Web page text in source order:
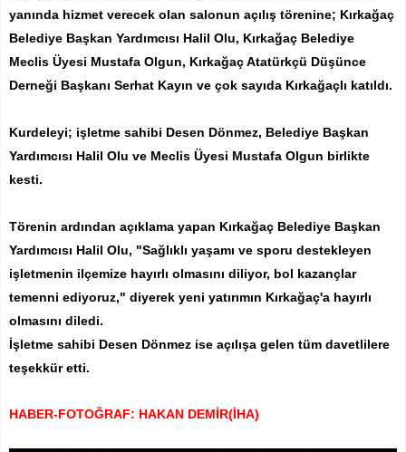
yanında hizmet verecek olan salonun açılış törenine; Kırkağaç
Belediye Başkan Yardımcısı Halil Olu, Kırkağaç Belediye
Meclis Üyesi Mustafa Olgun, Kırkağaç Atatürkçü Düşünce
Derneği Başkanı Serhat Kayın ve çok sayıda Kırkağaçlı katıldı.
Kurdeleyi; işletme sahibi Desen Dönmez, Belediye Başkan
Yardımcısı Halil Olu ve Meclis Üyesi Mustafa Olgun birlikte
kesti.
Törenin ardından açıklama yapan Kırkağaç Belediye Başkan
Yardımcısı Halil Olu, "Sağlıklı yaşamı ve sporu destekleyen
işletmenin ilçemize hayırlı olmasını diliyor, bol kazançlar
temenni ediyoruz," diyerek yeni yatırımın Kırkağaç'a hayırlı
olmasını diledi.
İşletme sahibi Desen Dönmez ise açılışa gelen tüm davetlilere
teşekkür etti.
HABER-FOTOĞRAF: HAKAN DEMİR(İHA)